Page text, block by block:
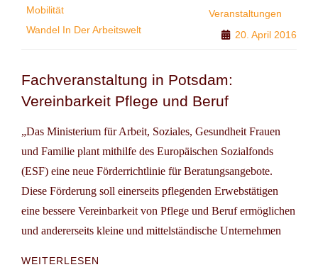
IN
Mobilität
Wandel In Der Arbeitswelt
Veranstaltungen
20. April 2016
Fachveranstaltung in Potsdam:
Vereinbarkeit Pflege und Beruf
„Das Ministerium für Arbeit, Soziales, Gesundheit Frauen
und Familie plant mithilfe des Europäischen Sozialfonds
(ESF) eine neue Förderrichtlinie für Beratungsangebote.
Diese Förderung soll einerseits pflegenden Erwebstätigen
eine bessere Vereinbarkeit von Pflege und Beruf ermöglichen
und andererseits kleine und mittelständische Unternehmen
WEITERLESEN